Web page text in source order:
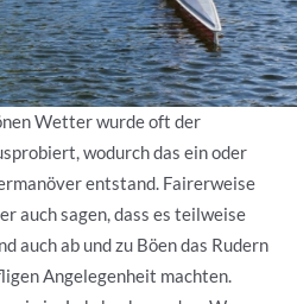
Wetter wurde oft der
wodurch das ein oder
entstand. Fairerweise
auch sagen, dass es teilweise
auch ab und zu Böen das Rudern
Angelegenheit machten.